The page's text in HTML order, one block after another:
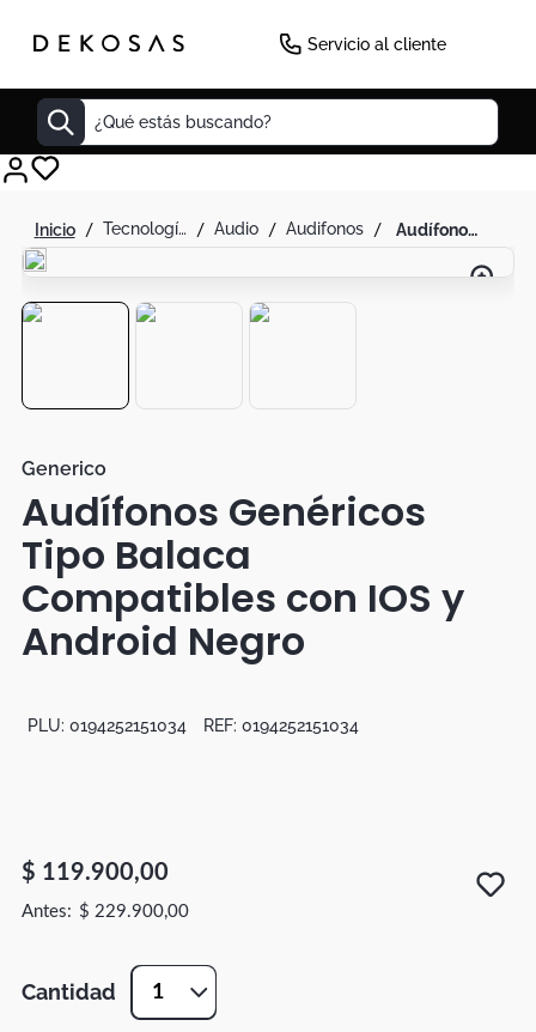
Servicio al cliente
¿Qué estás buscando?
tecnología audio audifonos audífonos genéricos tipo balaca compatibles con ios y android negro
Generico
Audífonos Genéricos
Tipo Balaca
Compatibles con IOS y
Android Negro
PLU: 0194252151034 REF: 0194252151034
$ 119.900,00
$ 229.900,00
Cantidad 1
Decoracion
Cuadro
Sillas
Duvet
Botas
Dko